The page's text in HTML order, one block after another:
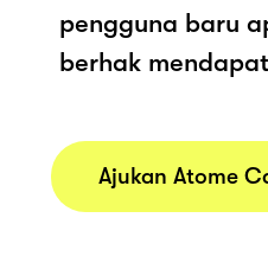
pengguna baru
berhak
Ajukan Atome